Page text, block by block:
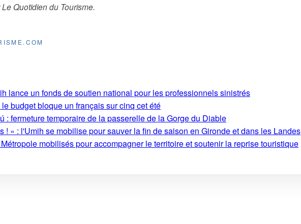
Le Quotidien du Tourisme.
lance un fonds de soutien national pour les professionnels sinistrés
budget bloque un français sur cinq cet été
: fermeture temporaire de la passerelle de la Gorge du Diable
! » : l'Umih se mobilise pour sauver la fin de saison en Gironde et dans les Landes
mobilisés pour accompagner le territoire et soutenir la reprise touristique